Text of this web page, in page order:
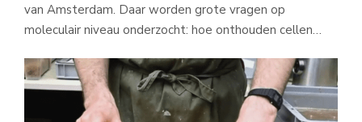
van Amsterdam. Daar worden grote vragen op
moleculair niveau onderzocht: hoe onthouden cellen…